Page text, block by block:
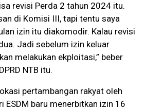
revisi Perda 2 tahun 2024 itu.
di Komisi III, tapi tentu saya
izin itu diakomodir. Kalau revisi
Jadi sebelum izin keluar
melakukan ekploitasi,” beber
NTB itu.
pertambangan rakyat oleh
ESDM baru menerbitkan izin 16